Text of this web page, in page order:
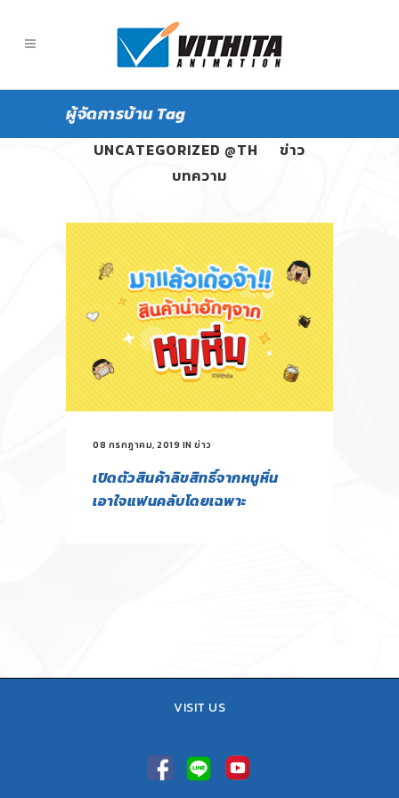
ผู้จัดการบ้าน Tag
ALL
PANGPOND
UNCATEGORIZED @TH
ข่าว
บทความ
08 กรกฎาคม, 2019 IN ข่าว
เปิดตัวสินค้าลิขสิทธิ์จากหนูหิ่น
เอาใจแฟนคลับโดยเฉพาะ
VISIT US